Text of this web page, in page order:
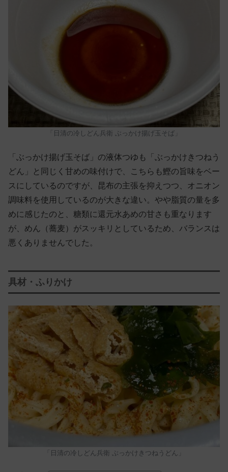
「日清の冷しどん兵衛 ぶっかけ揚げ玉そば」
「ぶっかけ揚げ玉そば」の液体つゆも「ぶっかけきつねう
どん」と同じく甘めの味付けで、こちらも鰹の旨味をベー
スにしているのですが、昆布の主張を抑えつつ、オニオン
調味料を使用しているのが大きな違い。やや脂質の量を多
めに感じたのと、糖類に還元水あめの甘さも重なります
が、めん（蕎麦）がスッキリとしているため、バランスは
悪くありませんでした。
具材・ふりかけ
「日清の冷しどん兵衛 ぶっかけきつねうどん」